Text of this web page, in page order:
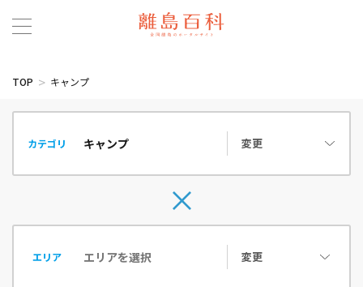
TOP キャンプ
カテゴリ 変更
エリア 変更